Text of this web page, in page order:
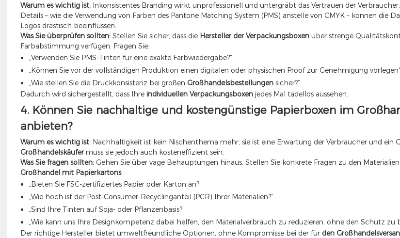
Warum es wichtig ist:Inkonsistentes Branding wirkt unprofessionell und untergräbt das Vertrauen der
Details – wie die Verwendung von Farben des Pantone Matching System (PMS) anstelle von CMYK – können die
Logos drastisch beeinflussen.
Was Sie überprüfen sollten:Stellen Sie sicher, dass die Hersteller der Verpackungsboxenüber strenge
Farbabstimmung verfügen. Fragen Sie:
„Verwenden Sie PMS-Tinten für eine exakte Farbwiedergabe?“
„Können Sie vor der vollständigen Produktion einen digitalen oder physischen Proof zur Genehmigung
„Wie stellen Sie die Druckkonsistenz bei großen Großhandelsbestellungensicher?“
Dadurch wird sichergestellt, dass Ihre individuellen Verpackungsboxenjedes Mal tadellos aussehen.
4. Können Sie nachhaltige und kostengünstige Papierboxen im
anbieten?
Warum es wichtig ist:Nachhaltigkeit ist kein Nischenthema mehr; sie ist eine Erwartung der Verbraucher und ein
Großhandelskäufermuss sie jedoch auch kosteneffizient sein.
Was Sie fragen sollten:Gehen Sie über vage Behauptungen hinaus. Stellen Sie konkrete Fragen zu den Materialien
Großhandel mit Papierkartons:
„Bieten Sie FSC-zertifiziertes Papier oder Karton an?“
„Wie hoch ist der Post-Consumer-Recyclinganteil (PCR) Ihrer Materialien?“
„Sind Ihre Tinten auf Soja- oder Pflanzenbasis?“
„Wie kann uns Ihre Designkompetenz dabei helfen, den Materialverbrauch zu reduzieren, ohne den Schutz zu
Der richtige Hersteller bietet umweltfreundliche Optionen, ohne Kompromisse bei der für den